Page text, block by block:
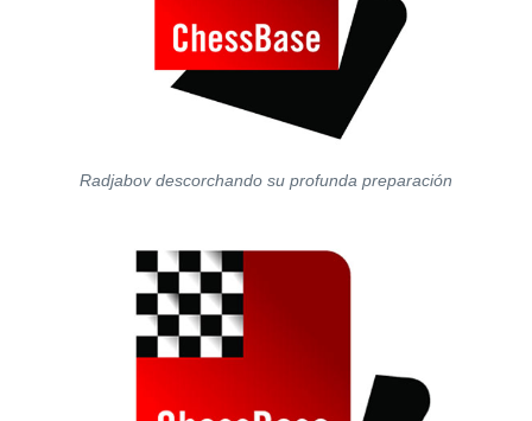
Radjabov descorchando su profunda preparación